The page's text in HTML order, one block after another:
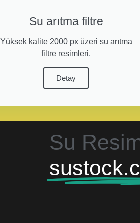
Su arıtma filtre
Yüksek kalite 2000 px üzeri su arıtma
filtre resimleri.
Detay
Su